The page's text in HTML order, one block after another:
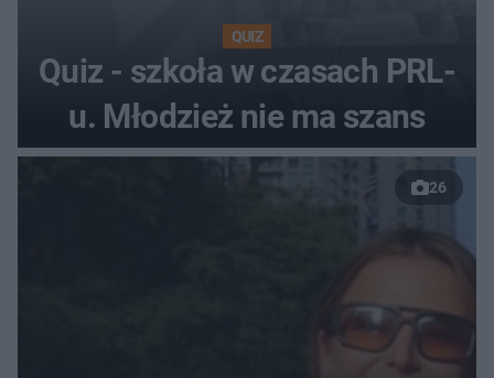
QUIZ
Quiz - szkoła w czasach PRL-
u. Młodzież nie ma szans
26